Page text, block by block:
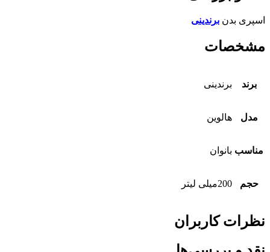
اسپری بدن برندینی
مشخصات
برند برندینی
مدل هالوین
مناسب بانوان
حجم 200میلی لیتر
نظرات کاربران